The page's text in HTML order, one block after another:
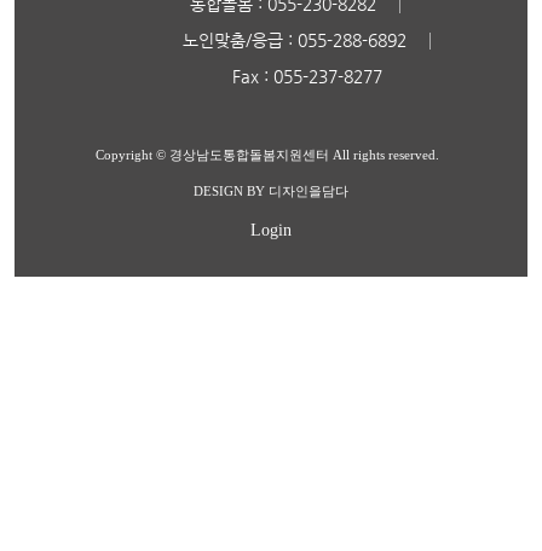
통합돌봄 : 055-230-8282
노인맞춤/응급 : 055-288-6892
Fax : 055-237-8277
Copyright © 경상남도통합돌봄지원센터 All rights reserved.
DESIGN BY 디자인을담다
Login